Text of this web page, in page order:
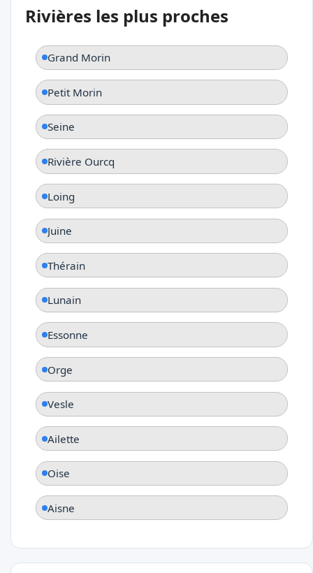
Rivières les plus proches
Grand Morin
Petit Morin
Seine
Rivière Ourcq
Loing
Juine
Thérain
Lunain
Essonne
Orge
Vesle
Ailette
Oise
Aisne